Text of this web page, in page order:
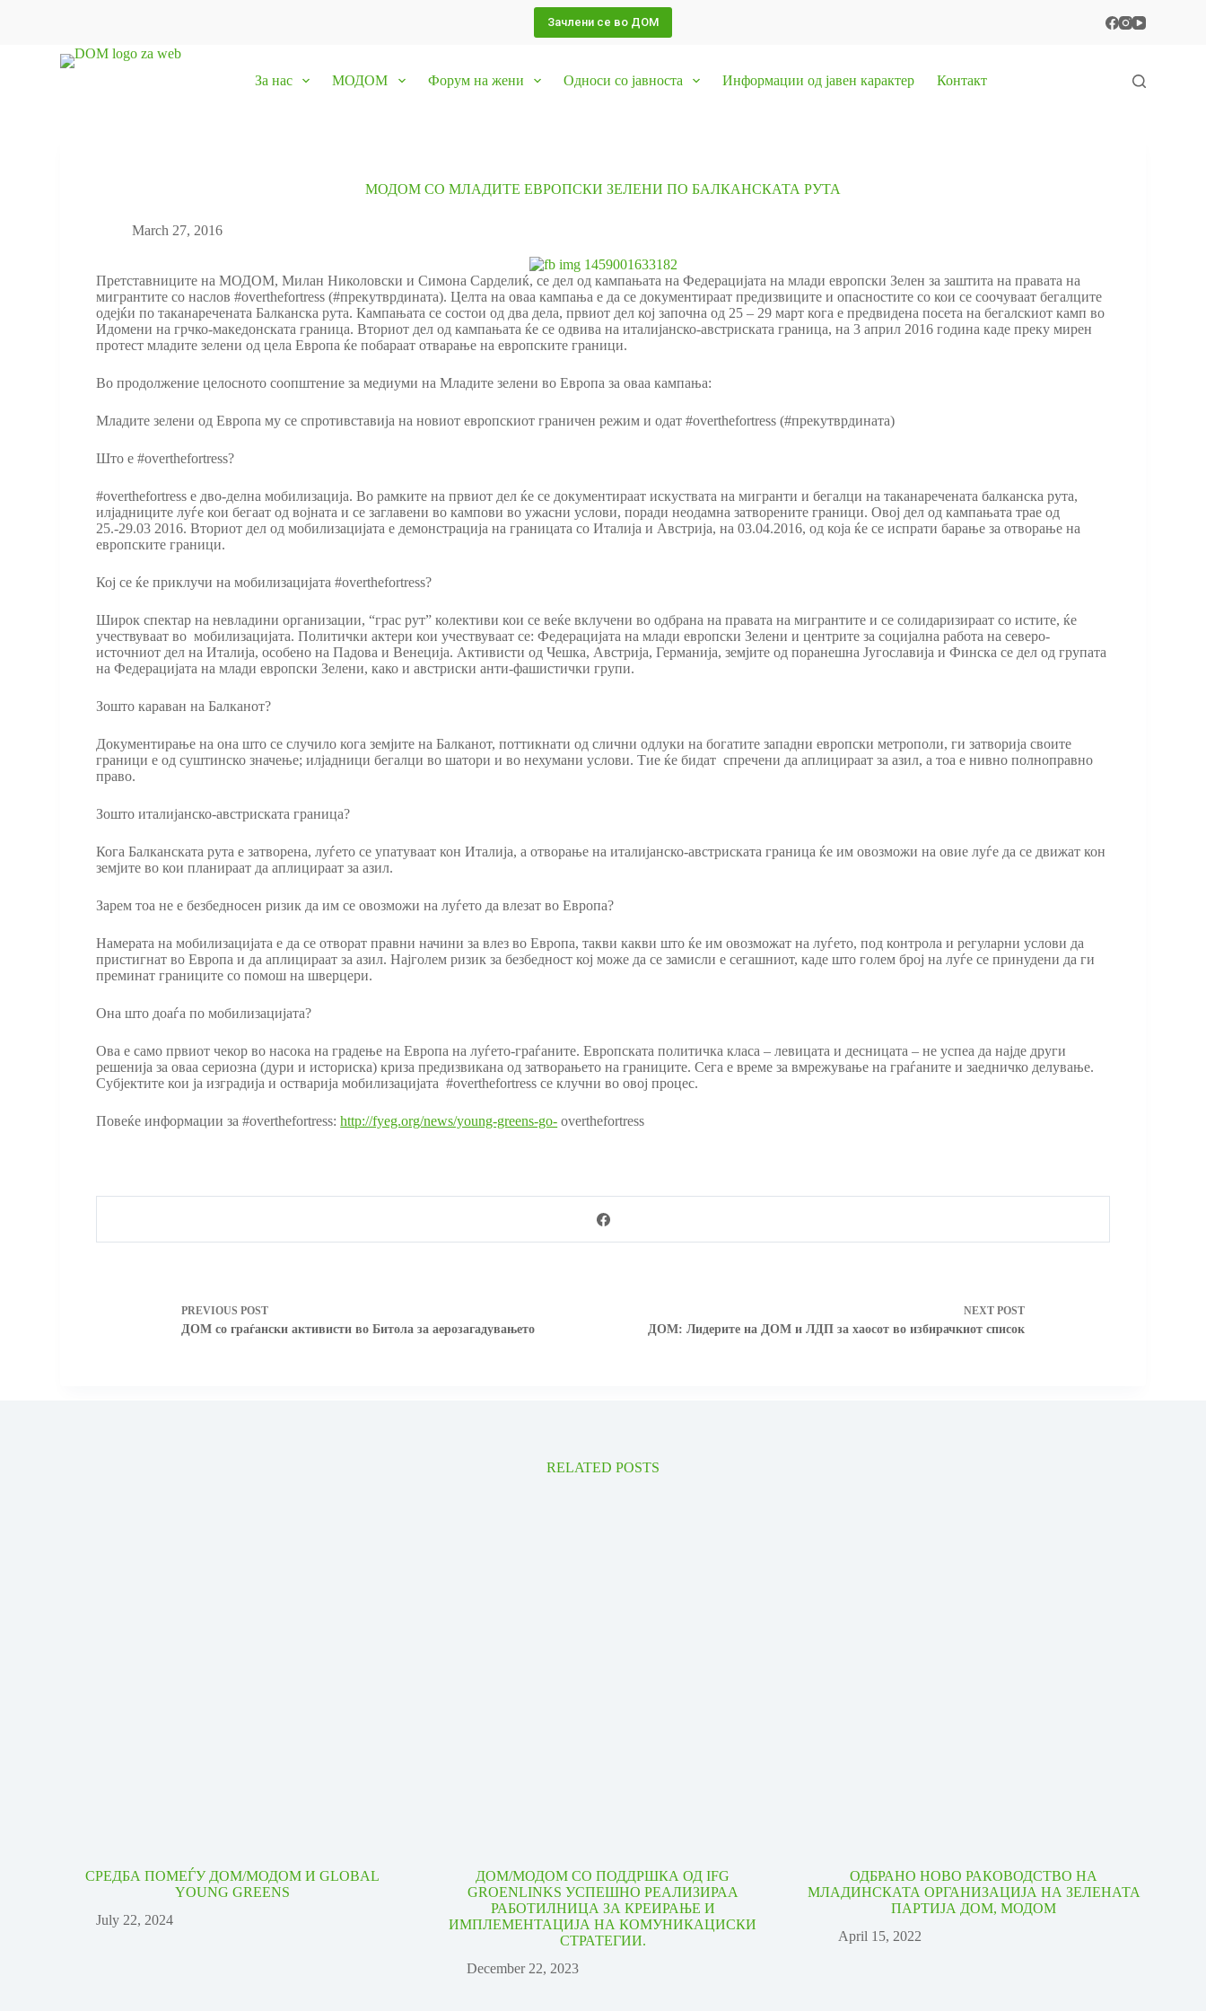
Зачлени се во ДОМ
За нас МОДОМ Форум на жени Односи со јавноста Информации од јавен карактер Контакт
МОДОМ СО МЛАДИТЕ ЕВРОПСКИ ЗЕЛЕНИ ПО БАЛКАНСКАТА РУТА
March 27, 2016
Претставниците на МОДОМ, Милан Николовски и Симона Сарделиќ, се дел од кампањата на Федерацијата на млади европски Зелен за заштита на правата на
мигрантите со наслов #overthefortress (#прекутврдината). Целта на оваа кампања е да се документираат предизвиците и опасностите со кои се соочуваат бегалците
одејќи по таканаречената Балканска рута. Кампањата се состои од два дела, првиот дел кој започна од 25 – 29 март кога е предвидена посета на бегалскиот камп во
Идомени на грчко-македонската граница. Вториот дел од кампањата ќе се одвива на италијанско-австриската граница, на 3 април 2016 година каде преку мирен
протест младите зелени од цела Европа ќе побараат отварање на европските граници.
Во продолжение целосното соопштение за медиуми на Младите зелени во Европа за оваа кампања:
Младите зелени од Европа му се спротивставија на новиот европскиот граничен режим и одат #overthefortress (#прекутврдината)
Што е #overthefortress?
#overthefortress е дво-делна мобилизација. Во рамките на првиот дел ќе се документираат искуствата на мигранти и бегалци на таканаречената балканска рута,
илјадниците луѓе кои бегаат од војната и се заглавени во кампови во ужасни услови, поради неодамна затворените граници. Овој дел од кампањата трае од
25.-29.03 2016. Вториот дел од мобилизацијата е демонстрација на границата со Италија и Австрија, на 03.04.2016, од која ќе се испрати барање за отворање на
европските граници.
Коj се ќе приклучи на мобилизацијата #overthefortress?
Широк спектар на невладини организации, “грас рут” колективи кои се веќе вклучени во одбрана на правата на мигрантите и се солидаризираат со истите, ќе
учествуваат во мобилизацијата. Политички актери кои учествуваат се: Федерацијата на млади европски Зелени и центрите за социјална работа на северо-
источниот дел на Италија, особено на Падова и Венеција. Активисти од Чешка, Австрија, Германија, земјите од поранешна Југославија и Финска се дел од групата
на Федерацијата на млади европски Зелени, како и австриски анти-фашистички групи.
Зошто караван на Балканот?
Документирање на она што се случило кога земјите на Балканот, поттикнати од слични одлуки на богатите западни европски метрополи, ги затворија своите
граници е од суштинско значење; илјадници бегалци во шатори и во нехумани услови. Тие ќе бидат спречени да аплицираат за азил, а тоа е нивно полноправно
прaво.
Зошто италијанско-австриската граница?
Кога Балканската рута е затворена, луѓето се упатуваат кон Италија, а отворање на италијанско-австриската граница ќе им овозможи на овие луѓе да се движат кон
земјите во кои планираат да аплицираат за азил.
Зарем тоа не е безбедносен ризик да им се овозможи на луѓето да влезат во Европа?
Намерата на мобилизацијата е да се отворат правни начини за влез во Европа, такви какви што ќе им овозможат на луѓето, под контрола и регуларни услови да
пристигнат во Европа и да аплицираат за азил. Најголем ризик за безбедност кој може да се замисли е сегашниот, каде што голем број на луѓе се принудени да ги
преминат границите со помош на шверцери.
Она што доаѓа по мобилизацијата?
Ова е само првиот чекор во насока на градење на Европа на луѓето-граѓаните. Европската политичка класа – левицата и десницата – не успеа да најде други
решенија за оваа сериозна (дури и историска) криза предизвикана од затворањето на границите. Сега е време за вмрежување на граѓаните и заедничко делување.
Субјектите кои ја изградија и остварија мобилизацијата #overthefortress се клучни во овој процес.
Повеќе информации за #overthefortress:http://fyeg.org/news/young-greens-go- overthefortress
PREVIOUSPOST
ДОМ со граѓански активисти во Битола за аерозагадувањето
NEXT POST
ДОМ: Лидерите на ДОМ и ЛДП за хаосот во избирачкиот список
RELATED POSTS
СРЕДБА ПОМЕЃУ ДОМ/МОДОМ И GLOBAL
YOUNG GREENS
July 22, 2024
ДОМ/МОДОМ СО ПОДДРШКА ОД IFG
GROENLINKS УСПЕШНО РЕАЛИЗИРАА
РАБОТИЛНИЦА ЗА КРЕИРАЊЕ И
ИМПЛЕМЕНТАЦИЈА НА КОМУНИКАЦИСКИ
СТРАТЕГИИ.
December 22, 2023
ОДБРАНО НОВО РАКОВОДСТВО НА
МЛАДИНСКАТА ОРГАНИЗАЦИЈА НА ЗЕЛЕНАТА
ПАРТИЈА ДОМ, МОДОМ
April 15, 2022